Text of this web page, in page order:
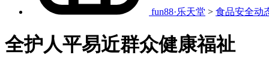
fun88·乐天堂 > 食品安全动
全护人平易近群众健康福祉